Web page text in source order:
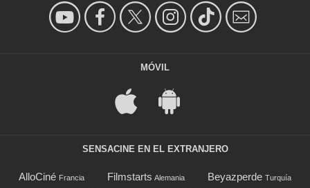
MÓVIL
SENSACINE EN EL EXTRANJERO
AlloCiné Francia Filmstarts Alemania Beyazperde Turquía